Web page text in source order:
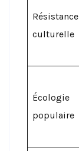
Résistance
culturelle
Écologie
populaire